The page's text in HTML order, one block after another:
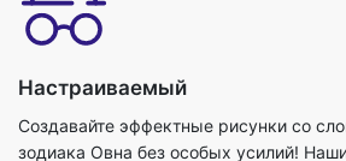
Настраиваемый
Создавайте эффектные рисунки со
зодиака Овна без особых усилий!